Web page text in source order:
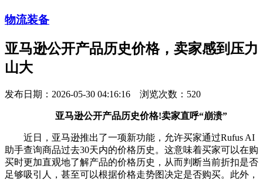
物流装备
亚马逊公开产品历史价格，卖家感到压力
山大
发布日期：2026-05-30 04:16:16 浏览次数： 520
亚马逊公开产品历史价格!卖家直呼“崩溃”
近日，亚马逊推出了一项新功能，允许买家通过Rufus AI
助手查询商品过去30天内的价格历史。这意味着买家可以在购
买时更加直观地了解产品的价格历史，从而判断当前折扣是否
足够吸引人，甚至可以根据价格走势图决定是否购买。此外，